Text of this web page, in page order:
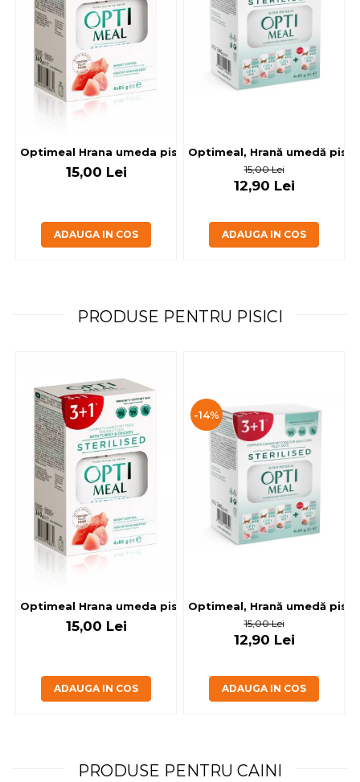
Optimeal Hrana umeda pisici
15,00 Lei
ADAUGA IN COS
Optimeal, Hrană umedă
15,00 Lei
12,90 Lei
ADAUGA IN COS
PRODUSE PENTRU PISICI
Optimeal Hrana umeda pisici
15,00 Lei
ADAUGA IN COS
-14%
Optimeal, Hrană umedă
15,00 Lei
12,90 Lei
ADAUGA IN COS
PRODUSE PENTRU CAINI